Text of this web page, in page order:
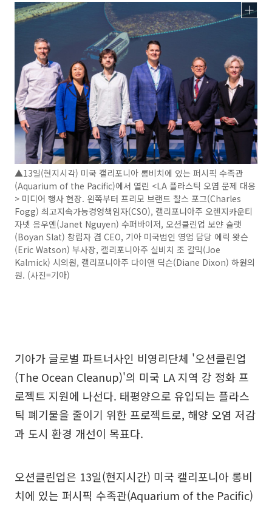
▲13일(현지시각) 미국 캘리포니아 롱비치에 있는 퍼시픽 수족관
(Aquarium of the Pacific)에서 열린 <LA 플라스틱 오염 문제 대응
> 미디어 행사 현장. 왼쪽부터 프리모 브랜드 찰스 포그(Charles
Fogg) 최고지속가능경영책임자(CSO), 캘리포니아주 오렌지카운티
자넷 응우옌(Janet Nguyen) 수퍼바이저, 오션클린업 보얀 슬랫
(Boyan Slat) 창립자 겸 CEO, 기아 미국법인 영업 담당 에릭 왓슨
(Eric Watson) 부사장, 캘리포니아주 실비치 조 칼믹(Joe
Kalmick) 시의원, 캘리포니아주 다이앤 딕슨(Diane Dixon) 하원의
원. (사진=기아)
기아가 글로벌 파트너사인 비영리단체 '오션클린업
(The Ocean Cleanup)'의 미국 LA 지역 강 정화 프
로젝트 지원에 나선다. 태평양으로 유입되는 플라스
틱 폐기물을 줄이기 위한 프로젝트로, 해양 오염 저감
과 도시 환경 개선이 목표다.
오션클린업은 13일(현지시간) 미국 캘리포니아 롱비
치에 있는 퍼시픽 수족관(Aquarium of the Pacific)